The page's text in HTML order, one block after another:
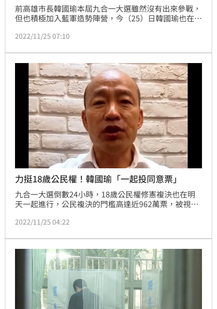
前高雄市長韓國瑜本屆九合一大選雖然沒有出來參戰，
但也積極加入藍軍造勢陣營，今（25）日韓國瑜也在臉
見韓國瑜年少時還滿頭烏黑秀髮，他本人也幽默發文自
候選人，珍惜我有秀髮的好時光」。
2022/11/25 07:10
力挺18歲公民權！韓國瑜「一起投同意票」
九合一大選倒數24小時，18歲公民權修憲複決也在明
天一起進行，公民複決的門檻高達近962萬票，被視為
臺灣青年民主協會近來邀請導演吳念真、歌手阿爆等人
請前高雄市長韓國瑜錄製影片呼籲民眾一起投下支持18
歲公民權的同意票。
2022/11/25 04:22